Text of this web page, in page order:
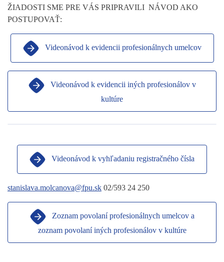
ŽIADOSTI SME PRE VÁS PRIPRAVILI NÁVOD AKO
POSTUPOVAŤ:
Videonávod k evidencii profesionálnych umelcov
Videonávod k evidencii iných profesionálov v
kultúre
Videonávod k vyhľadaniu registračného čísla
stanislava.molcanova@fpu.sk 02/593 24 250
Zoznam povolaní profesionálnych umelcov a
zoznam povolaní iných profesionálov v kultúre